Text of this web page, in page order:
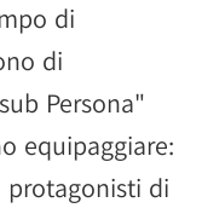
di
di
Persona"
equipaggiare:
protagonisti di